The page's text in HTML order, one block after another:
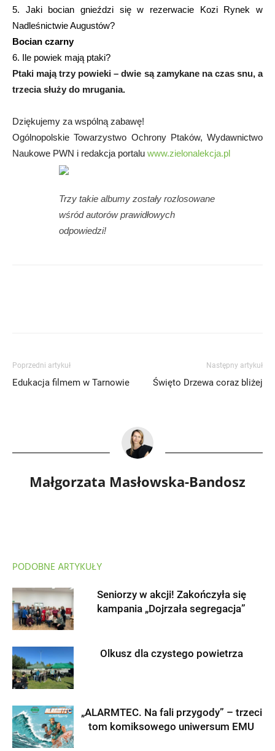
5. Jaki bocian gnieździ się w rezerwacie Kozi Rynek w
Nadleśnictwie Augustów?
Bocian czarny
6. Ile powiek mają ptaki?
Ptaki mają trzy powieki – dwie są zamykane na czas snu, a
trzecia służy do mrugania.
Dziękujemy za wspólną zabawę!
Ogólnopolskie Towarzystwo Ochrony Ptaków, Wydawnictwo
Naukowe PWN i redakcja portalu www.zielonalekcja.pl
Trzy takie albumy zostały rozlosowane
wśród autorów prawidłowych
odpowiedzi!
Poprzedni artykuł
Edukacja filmem w Tarnowie
Następny artykuł
Święto Drzewa coraz bliżej
Małgorzata Masłowska-Bandosz
PODOBNE ARTYKUŁY
Seniorzy w akcji! Zakończyła się
kampania „Dojrzała segregacja”
Olkusz dla czystego powietrza
„ALARMTEC. Na fali przygody” – trzeci
tom komiksowego uniwersum EMU